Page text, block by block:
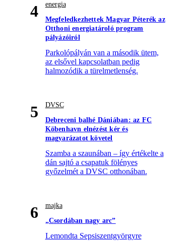
4
energia
Megfeledkezhettek Magyar Péterék az
Otthoni energiatároló program
pályázóiról
Parkolópályán van a második ütem,
az elsővel kapcsolatban pedig
halmozódik a türelmetlenség.
5
DVSC
Debreceni balhé Dániában: az FC
Köbenhavn elnézést kér és
magyarázatot követel
Szamba a szaunában – így értékelte a
dán sajtó a csapatuk fölényes
győzelmét a DVSC otthonában.
6
majka
„Csordában nagy arc”
Lemondta Sepsiszentgyörgyre